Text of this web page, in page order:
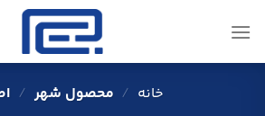
خانه / محصول شهر /